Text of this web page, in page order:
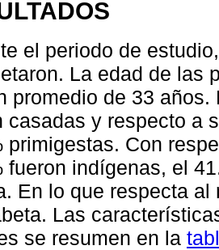
el periodo de
La edad de las
promedio de 33
casadas y respecto a
primigestas. Con
fueron indígenas, el
En lo que respecta
Las
se resumen en la